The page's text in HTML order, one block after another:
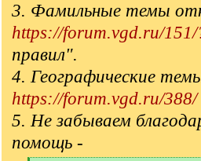
3. Фамильные темы
https://forum.vgd.ru/
правил".
4. Географические
https://forum.vgd.ru/388/
5. Не забываем
помощь -